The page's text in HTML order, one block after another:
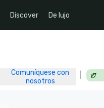
Discover De lujo
Comuníquese con
nosotros